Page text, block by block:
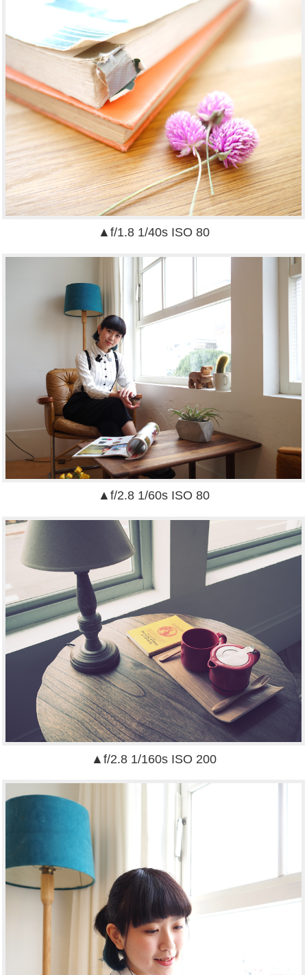
▲f/1.8 1/40s ISO 80
▲f/2.8 1/60s ISO 80
▲f/2.8 1/160s ISO 200